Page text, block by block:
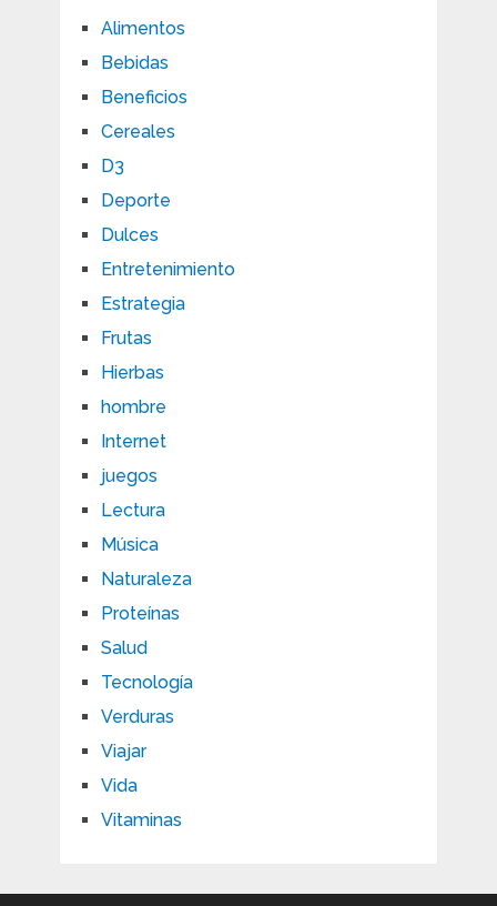
Alimentos
Bebidas
Beneficios
Cereales
D3
Deporte
Dulces
Entretenimiento
Estrategia
Frutas
Hierbas
hombre
Internet
juegos
Lectura
Música
Naturaleza
Proteínas
Salud
Tecnología
Verduras
Viajar
Vida
Vitaminas